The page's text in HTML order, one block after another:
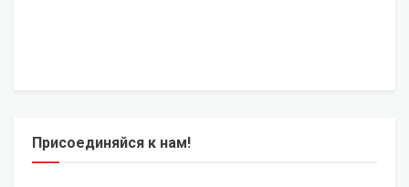
Присоединяйся к нам!